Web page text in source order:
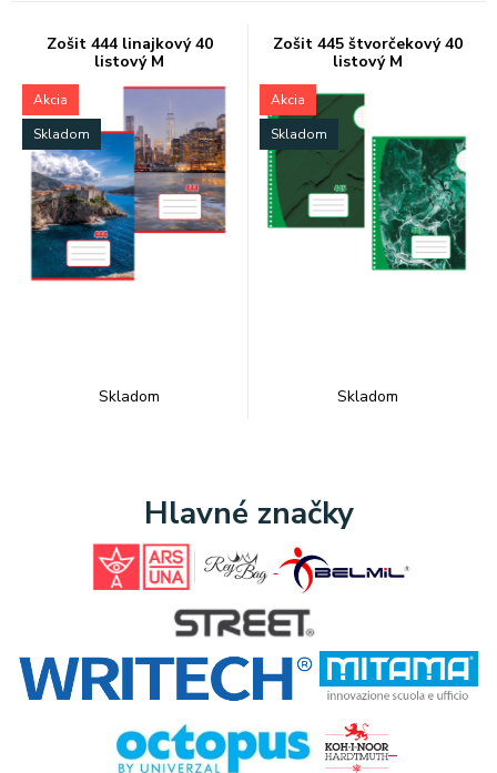
Zošit 444 linajkový 40
listový M
Akcia
Skladom
Skladom
Zošit 445 štvorčekový 40
listový M
Akcia
Skladom
Skladom
Hlavné značky